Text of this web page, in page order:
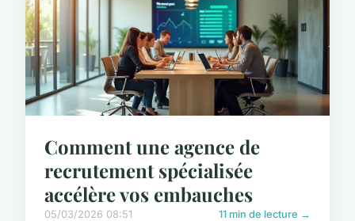
Comment une agence de
recrutement spécialisée
accélère vos embauches
05/03/2026 08:51 11 min de lecture →